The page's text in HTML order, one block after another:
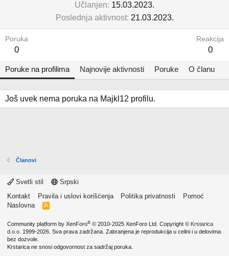
Učlanjen 15.03.2023.
Poslednja aktivnost 21.03.2023.
Poruka
0
Reakcija
0
Poruke na profilima Najnovije aktivnosti Poruke O članu
Još uvek nema poruka na Majkl12 profilu.
Članovi
Svetli stil
Srpski
Kontakt
Pravila i uslovi korišćenja Politika privatnosti
Pomoć
Naslovna
R
Community platform by XenForo® © 2010-2025 XenForo Ltd. Copyright © Krstarica
d.o.o. 1999-2026. Sva prava zadržana. Zabranjena je reprodukcija u celini i u delovima
bez dozvole.
Krstarica ne snosi odgovornost za sadržaj poruka.